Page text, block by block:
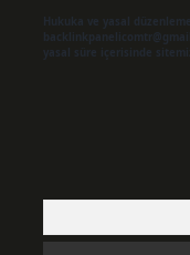
Hukuka ve yasal
yasal süre içerisinde